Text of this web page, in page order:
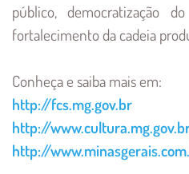
público, democratização
fortalecimento da cadeia
Conheça e saiba mais em:
http://fcs.mg.gov.br
http://
http://